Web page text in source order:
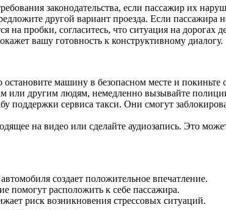
законодательства, если пассажир их
другой вариант проезда. Если пассажира
на пробки, согласитесь, что ситуация на
вашу готовность к конструктивному диалогу.
остановите машину в безопасном месте и покиньте
или другим людям, немедленно вызывайте
поддержки сервиса такси. Они смогут
на видео или сделайте аудиозапись. Это
создает положительное впечатление.
помогут расположить к себе пассажира.
риск возникновения стрессовых ситуаций.